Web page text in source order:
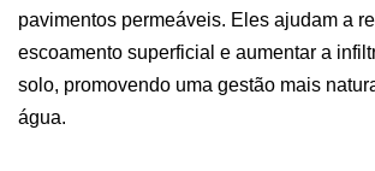
pavimentos permeáveis. Eles ajudam a
escoamento superficial e aumentar a
solo, promovendo uma gestão mais
água.